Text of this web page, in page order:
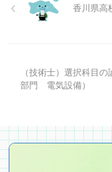
香川県高
（技術士）選択科目
部門 電気設備）